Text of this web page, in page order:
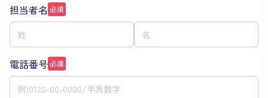
担当者名 必須
電話番号必須